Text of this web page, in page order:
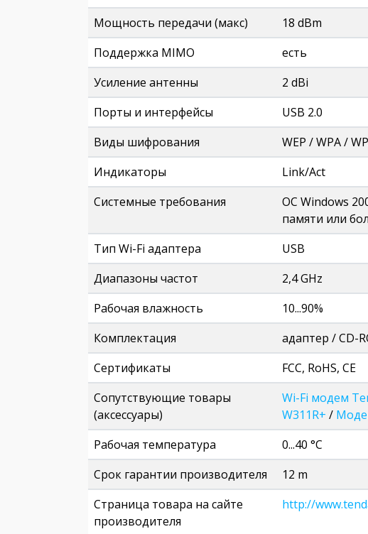
Мощность передачи (макс)
18 dBm
Поддержка MIMO
есть
Усиление антенны
2 dBi
Порты и интерфейсы
USB 2.0
Виды шифрования
WEP / WPA /
Индикаторы
Link/Act
Системные требования
ОС Windows
памяти или
Тип Wi-Fi адаптера
USB
Диапазоны частот
2,4 GHz
Рабочая влажность
10...90%
Комплектация
адаптер / CD-
Сертификаты
FCC, RoHS, CE
Сопутствующие товары
(аксессуары)
Wi-Fi модем
W311R+ /
Рабочая температура
0...40 °C
Срок гарантии производителя
12 m
Страница товара на сайте
производителя
http://